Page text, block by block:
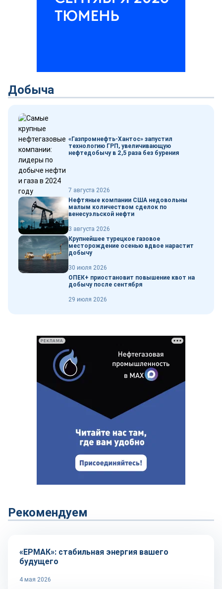
Добыча
«Газпромнефть-Хантос» запустил
технологию ГРП, увеличивающую
нефтедобычу в 2,5 раза без бурения
7 августа 2026
Нефтяные компании США недовольны
малым количеством сделок по
венесуэльской нефти
3 августа 2026
Крупнейшее турецкое газовое
месторождение осенью вдвое нарастит
добычу
30 июля 2026
ОПЕК+ приостановит повышение квот на
добычу после сентября
29 июля 2026
РЕКЛАМА
Рекомендуем
Репортаж
«ЕРМАК»: стабильная энергия вашего
будущего
4 мая 2026
Технологии